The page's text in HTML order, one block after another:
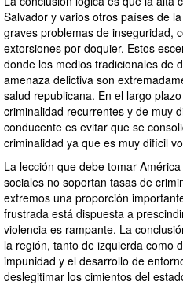
Salvador y varios otros países de
graves problemas de inseguridad,
extorsiones por doquier. Estos
donde los medios tradicionales de
amenaza delictiva son
salud republicana. En el largo
criminalidad recurrentes y de muy
conducente es evitar que se
criminalidad ya que es muy difícil
La lección que debe tomar
sociales no soportan tasas de
extremos una proporción
frustrada está dispuesta a
violencia es rampante. La
la región, tanto de izquierda como
impunidad y el desarrollo de
deslegitimar los cimientos del